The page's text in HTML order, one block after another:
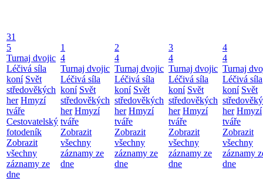
31
5
Turnaj dvojic
Léčivá síla
koní Svět
středověkých
her Hmyzí
tváře
Cestovatelský
fotodeník
Zobrazit
všechny
záznamy ze
dne
1
4
Turnaj dvojic
Léčivá síla
koní Svět
středověkých
her Hmyzí
tváře
Zobrazit
všechny
záznamy ze
dne
2
4
Turnaj dvojic
Léčivá síla
koní Svět
středověkých
her Hmyzí
tváře
Zobrazit
všechny
záznamy ze
dne
3
4
Turnaj dvojic
Léčivá síla
koní Svět
středověkých
her Hmyzí
tváře
Zobrazit
všechny
záznamy ze
dne
4
4
Turnaj
Léčivá síla
koní Svět
her Hmyzí
tváře
Zobrazit
všechny
záznamy
dne